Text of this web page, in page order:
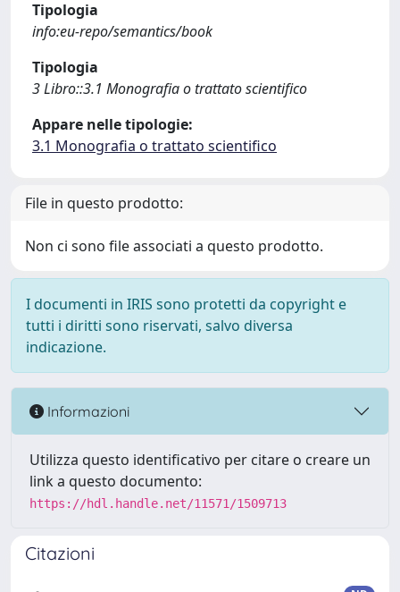
Tipologia
info:eu-repo/semantics/book
Tipologia
3 Libro::3.1 Monografia o trattato scientifico
Appare nelle tipologie:
3.1 Monografia o trattato scientifico
File in questo prodotto:
Non ci sono file associati a questo prodotto.
I documenti in IRIS sono protetti da copyright e
tutti i diritti sono riservati, salvo diversa
indicazione.
Informazioni
Utilizza questo identificativo per citare o creare un
link a questo documento:
https://hdl.handle.net/11571/1509713
Citazioni